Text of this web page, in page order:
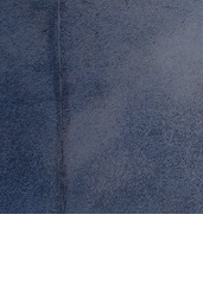
– använd best
vår data
senaste nyheter,